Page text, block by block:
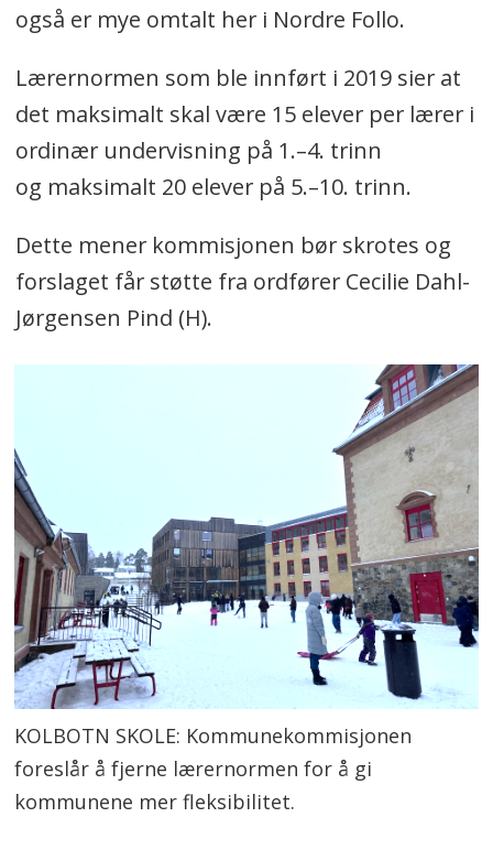
også er mye omtalt her i Nordre Follo.
Lærernormen som ble innført i 2019 sier at
det maksimalt skal være 15 elever per lærer i
ordinær undervisning på 1.–4. trinn
og maksimalt 20 elever på 5.–10. trinn.
Dette mener kommisjonen bør skrotes og
forslaget får støtte fra ordfører Cecilie Dahl-
Jørgensen Pind (H).
KOLBOTN SKOLE: Kommunekommisjonen
foreslår å fjerne lærernormen for å gi
kommunene mer fleksibilitet.